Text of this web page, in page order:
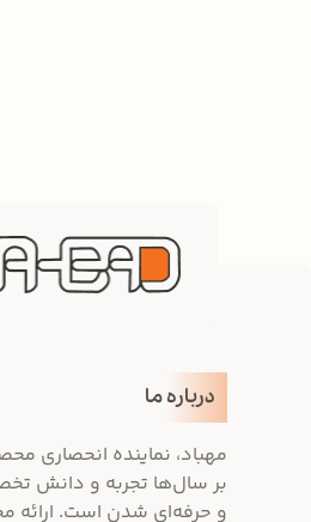
درباره ما
مهباد، نماینده انحصاری
بر سال‌ها تجربه و دانش
و حرفه‌ای شدن است. ارائه